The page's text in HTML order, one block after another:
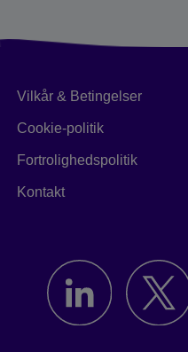
Vilkår & Betingelser
Cookie-politik
Fortrolighedspolitik
Kontakt